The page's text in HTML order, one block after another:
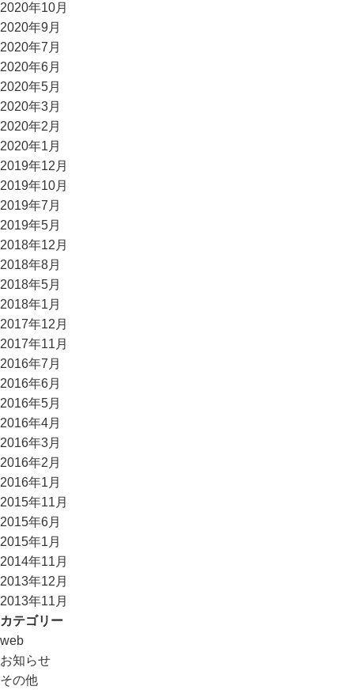
2020年10月
2020年9月
2020年7月
2020年6月
2020年5月
2020年3月
2020年2月
2020年1月
2019年12月
2019年10月
2019年7月
2019年5月
2018年12月
2018年8月
2018年5月
2018年1月
2017年12月
2017年11月
2016年7月
2016年6月
2016年5月
2016年4月
2016年3月
2016年2月
2016年1月
2015年11月
2015年6月
2015年1月
2014年11月
2013年12月
2013年11月
カテゴリー
web
お知らせ
その他